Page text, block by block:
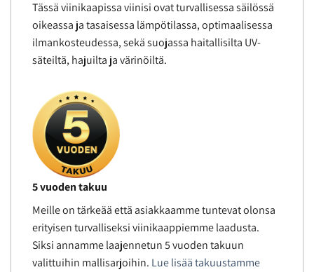
Tässä viinikaapissa viinisi ovat turvallisessa säilössä
oikeassa ja tasaisessa lämpötilassa, optimaalisessa
ilmankosteudessa, sekä suojassa haitallisilta UV-
säteiltä, hajuilta ja värinöiltä.
5 vuoden takuu
Meille on tärkeää että asiakkaamme tuntevat olonsa
erityisen turvalliseksi viinikaappiemme laadusta.
Siksi annamme laajennetun 5 vuoden takuun
valittuihin mallisarjoihin. Lue lisää takuustamme